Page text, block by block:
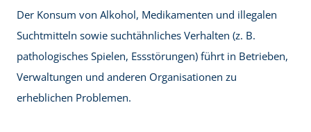
Der Konsum von Alkohol, Medikamenten und illegalen
Suchtmitteln sowie suchtähnliches Verhalten (z. B.
pathologisches Spielen, Essstörungen) führt in Betrieben,
Verwaltungen und anderen Organisationen zu
erheblichen Problemen.